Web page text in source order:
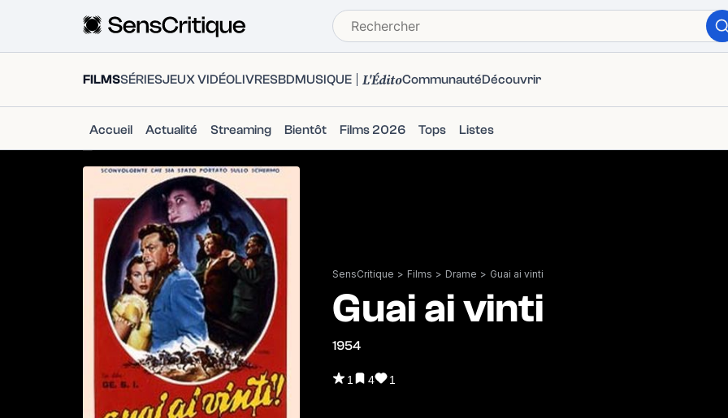
FILMSSÉRIESJEUX VIDÉOLIVRESBDMUSIQUE L'ÉditoCommunautéDécouvrir
Accueil Actualité Streaming Bientôt Films 2026 Tops Listes
SensCritique > Films > Drame > Guai ai vinti
Guai ai vinti
1954
1 4 1